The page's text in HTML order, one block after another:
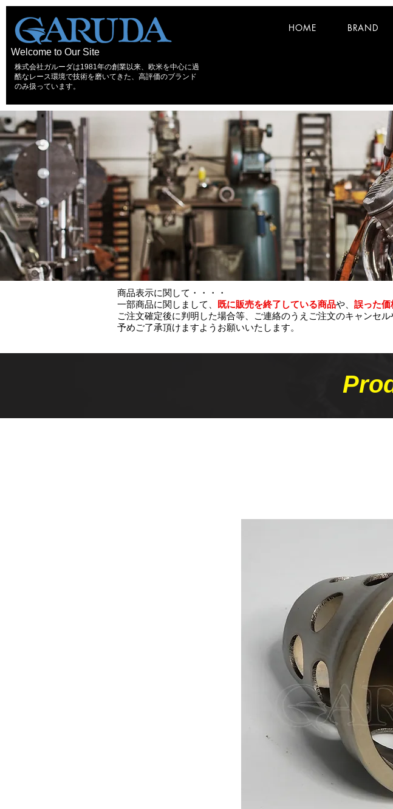
Welcome to Our Site
株式会社ガルーダは1981年の創業以来、欧米を中心に過
酷なレース環境で技術を磨いてきた、高評価のブランド
のみ扱っています。
HOME BRAND
商品表示に関して・・・・
一部商品に関しまして、
既に販売を終了している商品や、 誤った価
ご注文確定後に判明した場合等、ご連絡のうえご注文のキャンセ
予めご了承頂けますようお願いいたします。